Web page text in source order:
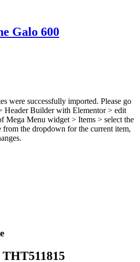
Galo 600
were successfully imported. Please go
Header Builder with Elementor > edit
Mega Menu widget > Items > select the
from the dropdown for the current item,
THT511815